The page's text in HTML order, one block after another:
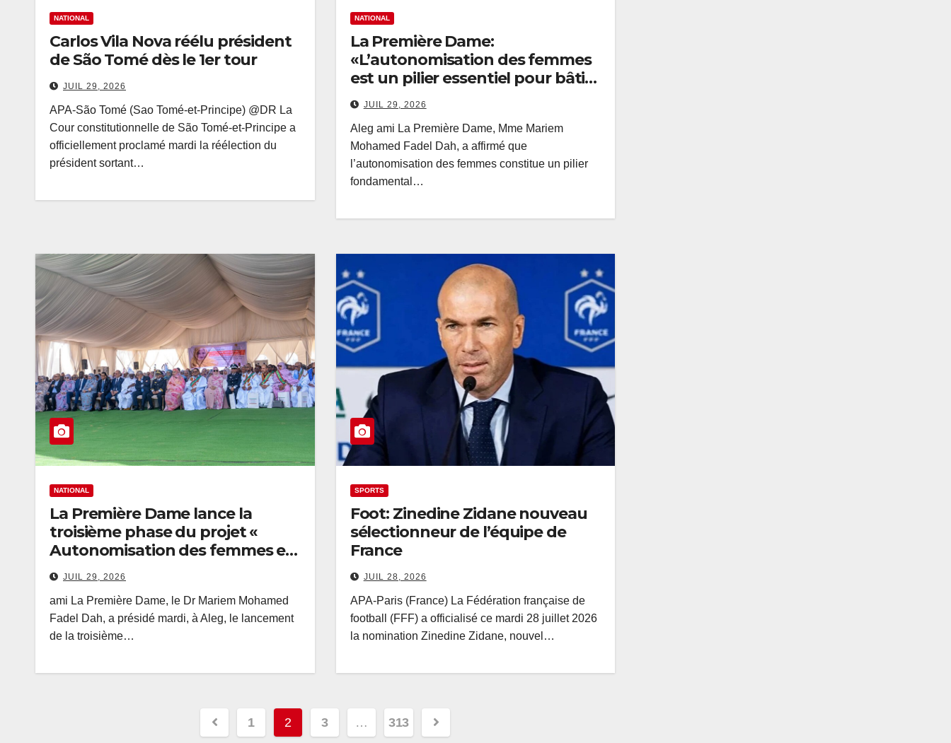
NATIONAL
Carlos Vila Nova réélu président
de São Tomé dès le 1er tour
JUIL 29, 2026
APA-São Tomé (Sao Tomé-et-Principe) @DR La
Cour constitutionnelle de São Tomé-et-Principe a
officiellement proclamé mardi la réélection du
président sortant…
NATIONAL
La Première Dame:
«L’autonomisation des femmes
est un pilier essentiel pour bâtir
une société stable et prospère»
JUIL 29, 2026
Aleg ami La Première Dame, Mme Mariem
Mohamed Fadel Dah, a affirmé que
l’autonomisation des femmes constitue un pilier
fondamental…
NATIONAL
La Première Dame lance la
troisième phase du projet «
Autonomisation des femmes et
dividende démographique »
dans la région du Sahel SWEDD+
JUIL 29, 2026
ami La Première Dame, le Dr Mariem Mohamed
Fadel Dah, a présidé mardi, à Aleg, le lancement
de la troisième…
SPORTS
Foot: Zinedine Zidane nouveau
sélectionneur de l’équipe de
France
JUIL 28, 2026
APA-Paris (France) La Fédération française de
football (FFF) a officialisé ce mardi 28 juillet 2026
la nomination Zinedine Zidane, nouvel…
Pagination
1 2 3 … 313